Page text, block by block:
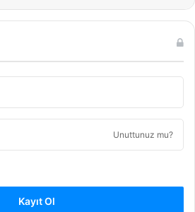
Unuttunuz mu?
Kayıt Ol